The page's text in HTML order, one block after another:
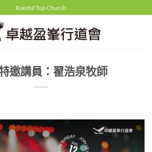
Rainful Top Church
邀講員：翟浩泉牧師